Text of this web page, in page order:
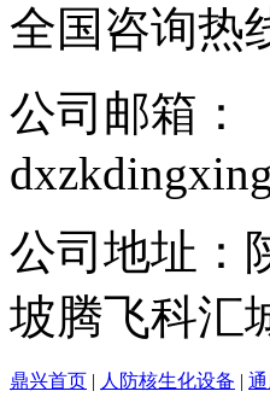
全国咨询热
公司邮箱：
公司地址：
坡腾飞科汇
鼎兴首页 | 人防核生化设备 |